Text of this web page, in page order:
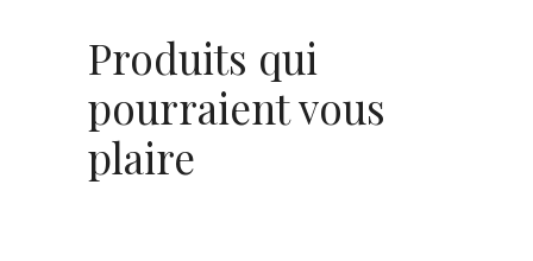
Produits qui
pourraient vous
plaire